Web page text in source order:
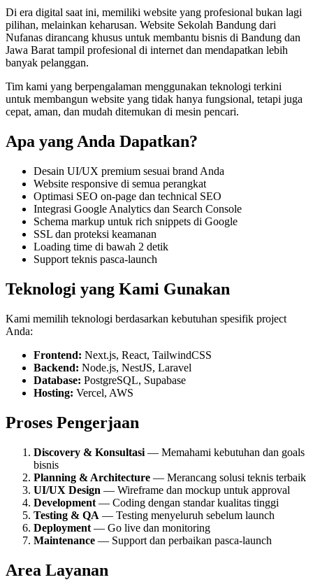
Di era digital saat ini, memiliki website yang profesional bukan lagi
pilihan, melainkan keharusan. Website Sekolah Bandung dari
Nufanas dirancang khusus untuk membantu bisnis di Bandung dan
Jawa Barattampil profesional di internet dan mendapatkan lebih
banyak pelanggan.
Tim kami yang berpengalaman menggunakan teknologi terkini
untuk membangun website yang tidak hanya fungsional, tetapi juga
cepat, aman, dan mudah ditemukan di mesin pencari.
Apa yang Anda Dapatkan?
Desain UI/UX premium sesuai brand Anda
Website responsive di semua perangkat
Optimasi SEO on-page dan technical SEO
Integrasi Google Analytics dan Search Console
Schema markup untuk rich snippets di Google
SSL dan proteksi keamanan
Loading time di bawah 2 detik
Support teknis pasca-launch
Teknologi yang Kami Gunakan
Kami memilih teknologi berdasarkan kebutuhan spesifik project
Anda:
Frontend: Next.js, React, TailwindCSS
Backend: Node.js, NestJS, Laravel
Database: PostgreSQL, Supabase
Hosting: Vercel, AWS
Proses Pengerjaan
Discovery & Konsultasi — Memahami kebutuhan dan goals
bisnis
Planning & Architecture — Merancang solusi teknis terbaik
UI/UX Design — Wireframe dan mockup untuk approval
Development — Coding dengan standar kualitas tinggi
Testing & QA — Testing menyeluruh sebelum launch
Deployment — Go live dan monitoring
Maintenance — Support dan perbaikan pasca-launch
Area Layanan